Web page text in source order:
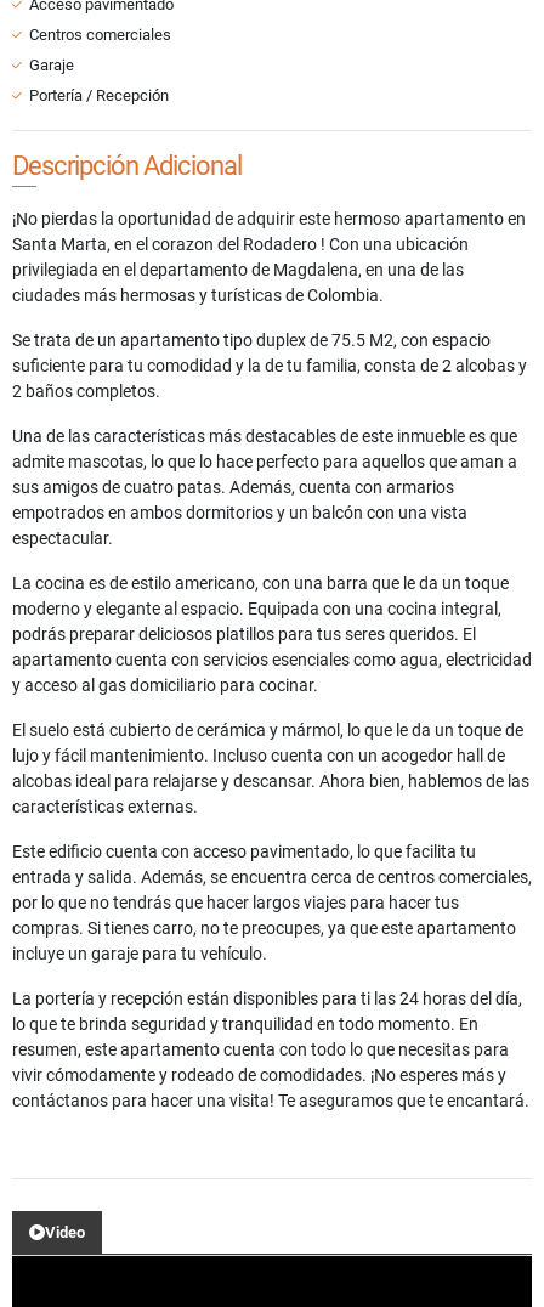
Acceso pavimentado
Centros comerciales
Garaje
Portería / Recepción
Descripción Adicional
¡No pierdas la oportunidad de adquirir este hermoso apartamento en
Santa Marta, en el corazon del Rodadero ! Con una ubicación
privilegiada en el departamento de Magdalena, en una de las
ciudades más hermosas y turísticas de Colombia.
Se trata de un apartamento tipo duplex de 75.5 M2, con espacio
suficiente para tu comodidad y la de tu familia, consta de 2 alcobas y
2 baños completos.
Una de las características más destacables de este inmueble es que
admite mascotas, lo que lo hace perfecto para aquellos que aman a
sus amigos de cuatro patas. Además, cuenta con armarios
empotrados en ambos dormitorios y un balcón con una vista
espectacular.
La cocina es de estilo americano, con una barra que le da un toque
moderno y elegante al espacio. Equipada con una cocina integral,
podrás preparar deliciosos platillos para tus seres queridos. El
apartamento cuenta con servicios esenciales como agua, electricidad
y acceso al gas domiciliario para cocinar.
El suelo está cubierto de cerámica y mármol, lo que le da un toque de
lujo y fácil mantenimiento. Incluso cuenta con un acogedor hall de
alcobas ideal para relajarse y descansar. Ahora bien, hablemos de las
características externas.
Este edificio cuenta con acceso pavimentado, lo que facilita tu
entrada y salida. Además, se encuentra cerca de centros comerciales,
por lo que no tendrás que hacer largos viajes para hacer tus
compras. Si tienes carro, no te preocupes, ya que este apartamento
incluye un garaje para tu vehículo.
La portería y recepción están disponibles para ti las 24 horas del día,
lo que te brinda seguridad y tranquilidad en todo momento. En
resumen, este apartamento cuenta con todo lo que necesitas para
vivir cómodamente y rodeado de comodidades. ¡No esperes más y
contáctanos para hacer una visita! Te aseguramos que te encantará.
Video